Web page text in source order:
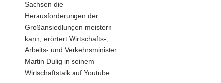
Sachsen die
Herausforderungen der
Großansiedlungen meistern
kann, erörtert Wirtschafts-,
Arbeits- und Verkehrsminister
Martin Dulig in seinem
Wirtschaftstalk auf Youtube.